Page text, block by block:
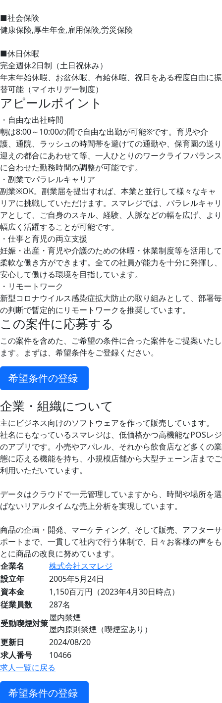
■社会保険
健康保険,厚生年金,雇用保険,労災保険
■休日休暇
完全週休2日制（土日祝休み）
年末年始休暇、お盆休暇、有給休暇、祝日をある程度自由に振
替可能（マイホリデー制度）
アピールポイント
・自由な出社時間
朝は8:00～10:00の間で自由な出勤が可能※です。育児や介
護、通院、ラッシュの時間帯を避けての通勤や、保育園の送り
迎えの都合にあわせて等、一人ひとりのワークライフバランス
に合わせた勤務時間の調整が可能です。
・副業でパラレルキャリア
副業※OK。副業届を提出すれば、本業と並行して様々なキャ
リアに挑戦していただけます。スマレジでは、パラレルキャリ
アとして、ご自身のスキル、経験、人脈などの幅を広げ、より
幅広く活躍することが可能です。
・仕事と育児の両立支援
妊娠・出産・育児や介護のための休暇・休業制度等を活用して
柔軟な働き方ができます。全ての社員が能力を十分に発揮し、
安心して働ける環境を目指しています。
・リモートワーク
新型コロナウイルス感染症拡大防止の取り組みとして、部署毎
の判断で暫定的にリモートワークを推奨しています。
この案件に応募する
この案件を含めた、ご希望の条件に合った案件をご提案いたし
ます。まずは、希望条件をご登録ください。
希望条件の登録
企業・組織について
主にビジネス向けのソフトウェアを作って販売しています。
社名にもなっているスマレジは、低価格かつ高機能なPOSレジ
のアプリです。小売やアパレル、それから飲食店など多くの業
態に応える機能を持ち、小規模店舗から大型チェーン店までご
利用いただいています。
データはクラウドで一元管理していますから、時間や場所を選
ばないリアルタイムな売上分析を実現しています。
商品の企画・開発、マーケティング、そして販売、アフターサ
ポートまで、一貫して社内で行う体制で、日々お客様の声をも
とに商品の改良に努めています。
企業名
株式会社スマレジ
設立年
2005年5月24日
資本金
1,150百万円（2023年4月30日時点）
従業員数
287名
受動喫煙対策
屋内禁煙
屋内原則禁煙（喫煙室あり）
更新日
2024/08/20
求人番号
10466
求人一覧に戻る
希望条件の登録